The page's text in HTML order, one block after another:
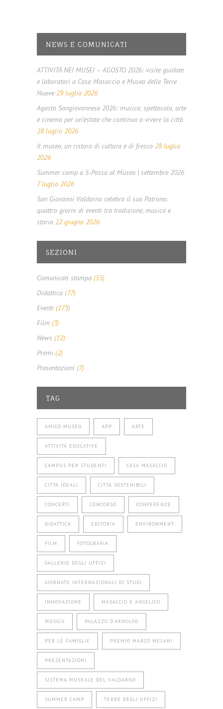
NEWS E COMUNICATI
ATTIVITÁ NEI MUSEI – AGOSTO 2026: visite guidate
e laboratori a Casa Masaccio e Museo delle Terre
Nuove 29 luglio 2026
Agosto Sangiovannese 2026: musica, spettacolo, arte
e cinema per un’estate che continua a vivere la città
28 luglio 2026
Il museo, un ristoro di cultura e di fresco 28 luglio
2026
Summer camp a S-Passo al Museo | settembre 2026
7 luglio 2026
San Giovanni Valdarno celebra il suo Patrono:
quattro giorni di eventi tra tradizione, musica e
storia 22 giugno 2026
SEZIONI
Comunicati stampa (55)
Didattica (77)
Eventi (173)
Film (3)
News (12)
Premi (2)
Presentazioni (7)
TAG
AMICO MUSEO APP ARTE
ATTIVITÀ EDUCATIVE
CAMPUS PER STUDENTI CASA MASACCIO
CITTÀ IDEALI CITTÀ SOSTENIBILI
CONCERTI CONCORSO CONFERENZE
DIDATTICA EDITORIA ENVIRONMENT
FILM FOTOGRAFIA
GALLERIE DEGLI UFFIZI
GIORNATE INTERNAZIONALI DI STUDI
INNOVAZIONE MASACCIO E ANGELICO
MUSICA PALAZZO D'ARNOLFO
PER LE FAMIGLIE PREMIO MARCO MELANI
PRESENTAZIONI
SISTEMA MUSEALE DEL VALDARNO
SUMMER CAMP TERRE DEGLI UFFIZI